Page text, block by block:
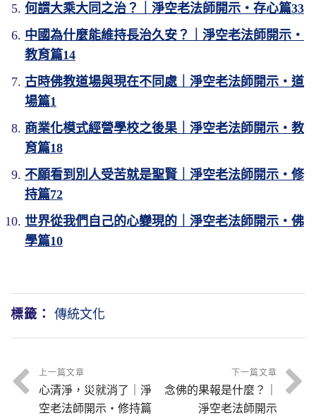
何謂大乘大同之治？｜淨空老法師開示・存心篇33
中國為什麼能維持長治久安？｜淨空老法師開示・
教育篇14
古時佛教道場與現在不同處｜淨空老法師開示・道
場篇1
商業化模式經營學校之後果｜淨空老法師開示・教
育篇18
不願看到別人受苦就是聖賢｜淨空老法師開示・修
持篇72
世界從我們自己的心變現的｜淨空老法師開示・佛
學篇10
標籤： 傳統文化
上一篇文章
心清淨，災就消了｜淨
空老法師開示・修持篇
下一篇文章
念佛的果報是什麼？｜
淨空老法師開示